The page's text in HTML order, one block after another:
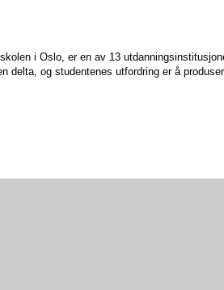
i Oslo, er en av 13
delta, og studentenes utfordring er å